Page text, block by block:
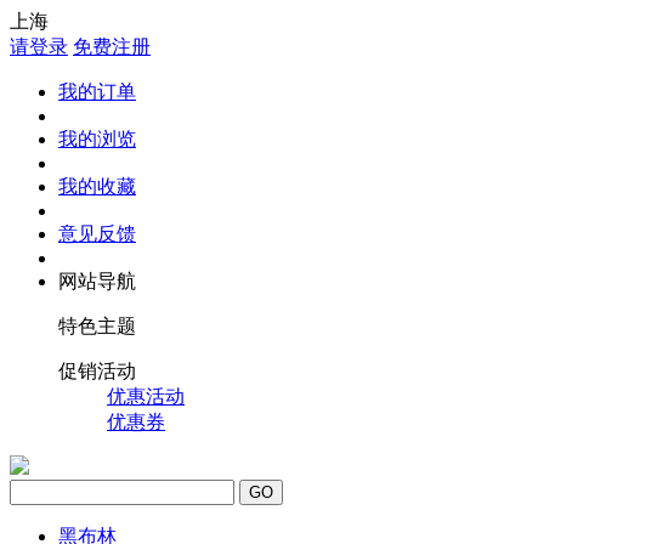
上海
请登录 免费注册
我的订单
我的浏览
我的收藏
意见反馈
网站导航
特色主题
促销活动
优惠活动
优惠券
GO
黑布林